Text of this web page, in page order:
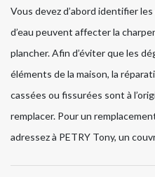
Vous devez d’abord identifier
d’eau peuvent affecter la
plancher. Afin d’éviter que les
éléments de la maison, la
cassées ou fissurées sont à
remplacer. Pour un
adressez à PETRY Tony, un